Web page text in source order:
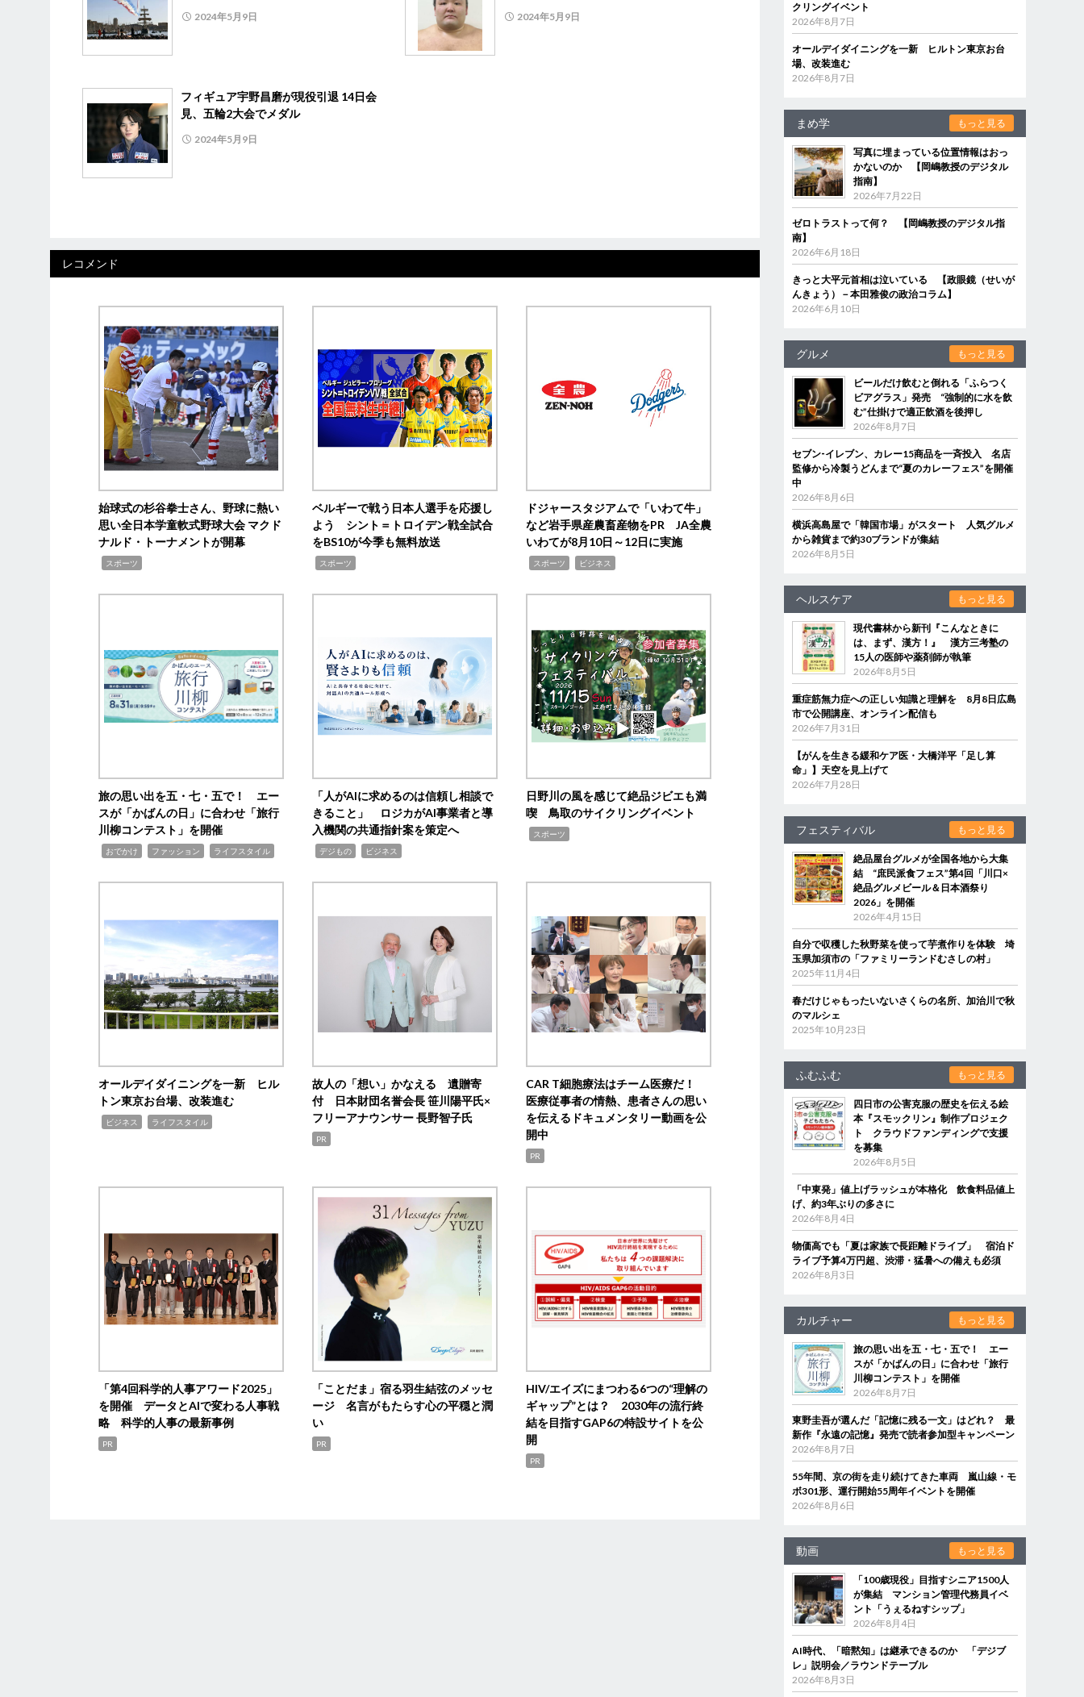
2024年5月9日 2024年5月9日
フィギュア宇野昌磨が現役引退 14日会
見、五輪2大会でメダル
2024年5月9日
レコメンド
始球式の杉谷拳士さん、野球に熱い
思い全日本学童軟式野球大会 マクド
ナルド・トーナメントが開幕
スポーツ
ベルギーで戦う日本人選手を応援し
よう シント＝トロイデン戦全試合
をBS10が今季も無料放送
スポーツ
ドジャースタジアムで「いわて牛」
など岩手県産農畜産物をPR JA全農
いわてが8月10日～12日に実施
スポーツ ビジネス
旅の思い出を五・七・五で！ エー
スが「かばんの日」に合わせ「旅行
川柳コンテスト」を開催
おでかけ ファッション ライフスタイル
「人がAIに求めるのは信頼し相談で
きること」 ロジカがAI事業者と導
入機関の共通指針案を策定へ
デジもの ビジネス
日野川の風を感じて絶品ジビエも満
喫 鳥取のサイクリングイベント
スポーツ
オールデイダイニングを一新 ヒル
トン東京お台場、改装進む
ビジネス ライフスタイル
故人の「想い」かなえる 遺贈寄
付 日本財団名誉会長 笹川陽平氏×
フリーアナウンサー 長野智子氏
PR
CAR T細胞療法はチーム医療だ！
医療従事者の情熱、患者さんの思い
を伝えるドキュメンタリー動画を公
開中
PR
「第4回科学的人事アワード2025」
を開催 データとAIで変わる人事戦
略 科学的人事の最新事例
PR
「ことだま」宿る羽生結弦のメッセ
ージ 名言がもたらす心の平穏と潤
い
PR
HIV/エイズにまつわる6つの“理解の
ギャップ”とは？ 2030年の流行終
結を目指すGAP6の特設サイトを公
開
PR
クリングイベント
2026年8月7日
オールデイダイニングを一新 ヒルトン東京お台
場、改装進む
2026年8月7日
まめ学 もっと見る
写真に埋まっている位置情報はおっ
かないのか 【岡嶋教授のデジタル
指南】
2026年7月22日
ゼロトラストって何？ 【岡嶋教授のデジタル指
南】
2026年6月18日
きっと大平元首相は泣いている 【政眼鏡（せいが
んきょう）－本田雅俊の政治コラム】
2026年6月10日
グルメ もっと見る
ビールだけ飲むと倒れる「ふらつく
ビアグラス」発売 “強制的に水を飲
む”仕掛けで適正飲酒を後押し
2026年8月7日
セブン‐イレブン、カレー15商品を一斉投入 名店
監修から冷製うどんまで“夏のカレーフェス”を開催
中
2026年8月6日
横浜高島屋で「韓国市場」がスタート 人気グルメ
から雑貨まで約30ブランドが集結
2026年8月5日
ヘルスケア もっと見る
現代書林から新刊『こんなときに
は、まず、漢方！』 漢方三考塾の
15人の医師や薬剤師が執筆
2026年8月5日
重症筋無力症への正しい知識と理解を 8月8日広島
市で公開講座、オンライン配信も
2026年7月31日
【がんを生きる緩和ケア医・大橋洋平「足し算
命」】天空を見上げて
2026年7月28日
フェスティバル もっと見る
絶品屋台グルメが全国各地から大集
結 “庶民派食フェス”第4回「川口×
絶品グルメビール＆日本酒祭り
2026」を開催
2026年4月15日
自分で収穫した秋野菜を使って芋煮作りを体験 埼
玉県加須市の「ファミリーランドむさしの村」
2025年11月4日
春だけじゃもったいないさくらの名所、加治川で秋
のマルシェ
2025年10月23日
ふむふむ もっと見る
四日市の公害克服の歴史を伝える絵
本『スモックリン』制作プロジェク
ト クラウドファンディングで支援
を募集
2026年8月5日
「中東発」値上げラッシュが本格化 飲食料品値上
げ、約3年ぶりの多さに
2026年8月4日
物価高でも「夏は家族で長距離ドライブ」 宿泊ド
ライブ予算4万円超、渋滞・猛暑への備えも必須
2026年8月3日
カルチャー もっと見る
旅の思い出を五・七・五で！ エー
スが「かばんの日」に合わせ「旅行
川柳コンテスト」を開催
2026年8月7日
東野圭吾が選んだ「記憶に残る一文」はどれ？ 最
新作『永遠の記憶』発売で読者参加型キャンペーン
2026年8月7日
55年間、京の街を走り続けてきた車両 嵐山線・モ
ボ301形、運行開始55周年イベントを開催
2026年8月6日
動画 もっと見る
「100歳現役」目指すシニア1500人
が集結 マンション管理代務員イベ
ント「うぇるねすシップ」
2026年8月4日
AI時代、「暗黙知」は継承できるのか 「デジブ
レ」説明会／ラウンドテーブル
2026年8月3日